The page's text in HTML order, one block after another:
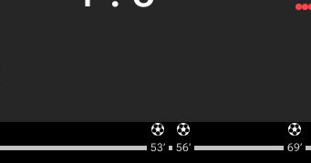
53‎’‎ 56‎’‎ 69‎’‎